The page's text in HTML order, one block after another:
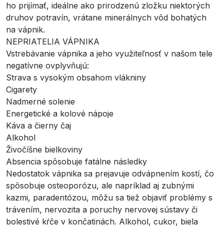
ho prijímať, ideálne ako prirodzenú zložku niektorých
druhov potravín, vrátane minerálnych vôd bohatých
na vápnik.
NEPRIATELIA VÁPNIKA
Vstrebávanie vápnika a jeho využiteľnosť v našom tele
negatívne ovplyvňujú:
Strava s vysokým obsahom vlákniny
Cigarety
Nadmerné solenie
Energetické a kolové nápoje
Káva a čierny čaj
Alkohol
Živočíšne bielkoviny
Absencia spôsobuje fatálne následky
Nedostatok vápnika sa prejavuje odvápnením kostí, čo
spôsobuje osteoporózu, ale napríklad aj zubnými
kazmi, paradentózou, môžu sa tiež objaviť problémy s
trávením, nervozita a poruchy nervovej sústavy či
bolestivé kŕče v končatinách. Alkohol, cukor, biela